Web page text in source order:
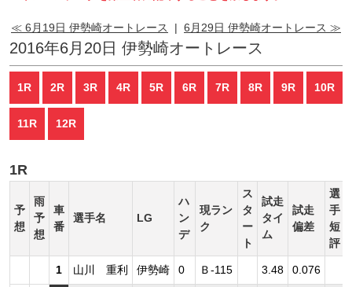
≪ 6月19日 伊勢崎オートレース | 6月29日 伊勢崎オートレース ≫
2016年6月20日 伊勢崎オートレース
1R 2R 3R 4R 5R 6R 7R 8R 9R 10R
11R 12R
1R
予
想
雨
予
想
車
番
選手名 LG
ハ
ン
デ
現ラン
ク
ス
タ
ー
ト
試走
タイ
ム
試走
偏差
選
手
短
評
1 山川 重利 伊勢崎 0 Ｂ-115 3.48 0.076